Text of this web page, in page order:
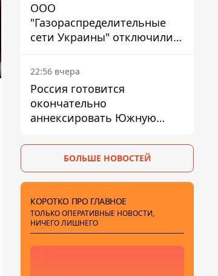
ООО
"Газораспределительные
сети Украины" отключили
львовянке газ - что решил
суд
22:56 вчера
Россия готовится
окончательно
аннексировать Южную
обеспокоены
БОЛЬШЕ НОВОСТЕЙ
КОРОТКО ПРО ГЛАВНОЕ
ТОЛЬКО ОПЕРАТИВНЫЕ НОВОСТИ,
НИЧЕГО ЛИШНЕГО